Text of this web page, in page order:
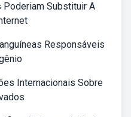
Poderiam Substituir A
Responsáveis
Internacionais Sobre